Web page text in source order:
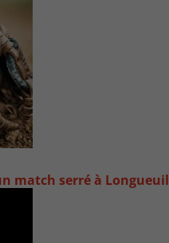
match serré à Longueuil